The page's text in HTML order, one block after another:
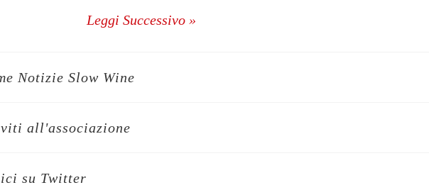
Leggi Successivo »
Notizie Slow Wine
all'associazione
su Twitter